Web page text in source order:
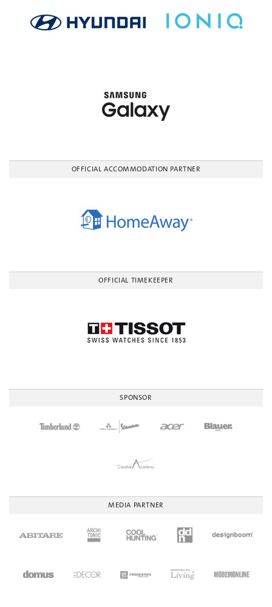
OFFICIAL ACCOMMODATION PARTNER
OFFICIAL TIMEKEEPER
SPONSOR
MEDIA PARTNER